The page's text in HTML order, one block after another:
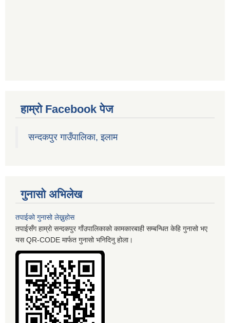
हाम्रो Facebook पेज
सन्दकपुर गाउँपालिका, इलाम
गुनासो अभिलेख
तपाईको गुनासो लेख्नुहोस
तपाईसँग हाम्रो सन्दकपुर गाँउपालिकाको कामकारबाही सम्बन्धित केहि गुनासो भए
यस QR-CODE मार्फत गुनासो भनिदिनु होला।